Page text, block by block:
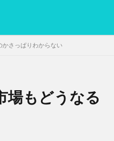
かさっぱりわからない
場もどうなる
シア動画 ヨーグルト
低温調